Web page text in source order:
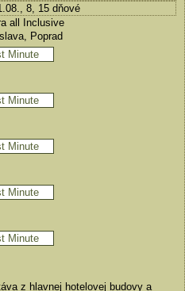
8, 15 dňové
all Inclusive
Poprad
Minute
Minute
Minute
Minute
Minute
z hlavnej hotelovej budovy a